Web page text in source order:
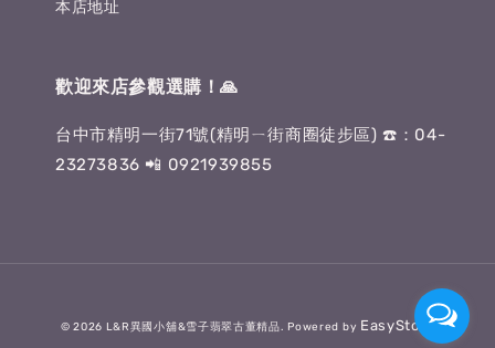
本店地址
歡迎來店參觀選購！🙏
台中市精明一街71號(精明ㄧ街商圈徒步區) ☎️：04-
23273836 📲 0921939855
© 2026 L&R異國小舖&雪子翡翠古董精品. Powered by EasyStore